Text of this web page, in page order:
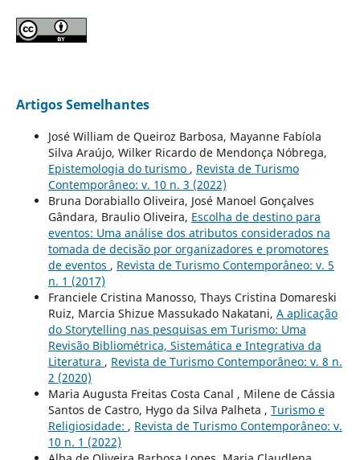
Artigos Semelhantes
José William de Queiroz Barbosa, Mayanne Fabíola
Silva Araújo, Wilker Ricardo de Mendonça Nóbrega,
Epistemologia do turismo , Revista de Turismo
Contemporâneo: v. 10 n. 3 (2022)
Bruna Dorabiallo Oliveira, José Manoel Gonçalves
Gândara, Braulio Oliveira, Escolha de destino para
eventos: Uma análise dos atributos considerados na
tomada de decisão por organizadores e promotores
de eventos , Revista de Turismo Contemporâneo: v. 5
n. 1 (2017)
Franciele Cristina Manosso, Thays Cristina Domareski
Ruiz, Marcia Shizue Massukado Nakatani, A aplicação
do Storytelling nas pesquisas em Turismo: Uma
Revisão Bibliométrica, Sistemática e Integrativa da
Literatura , Revista de Turismo Contemporâneo: v. 8 n.
2 (2020)
Maria Augusta Freitas Costa Canal , Milene de Cássia
Santos de Castro, Hygo da Silva Palheta , Turismo e
Religiosidade: , Revista de Turismo Contemporâneo: v.
10 n. 1 (2022)